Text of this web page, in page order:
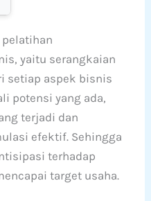
pelatihan
yaitu serangkaian
setiap aspek bisnis
potensi yang ada,
terjadi dan
efektif. Sehingga
terhadap
target usaha.